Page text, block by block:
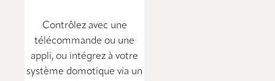
Contrôlez avec une
télécommande ou une
appli, ou intégrez à votre
système domotique via un